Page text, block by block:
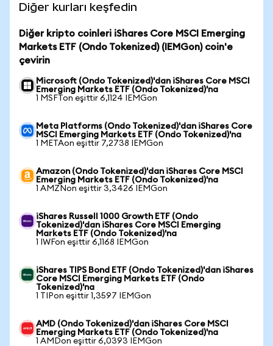
Diğer kurları keşfedin
Diğer kripto coinleri iShares Core MSCI Emerging
Markets ETF (Ondo Tokenized) (IEMGon) coin'e
çevirin
Microsoft (Ondo Tokenized)'dan iShares Core MSCI
Emerging Markets ETF (Ondo Tokenized)'na
1 MSFTon eşittir 6,1124 IEMGon
Meta Platforms (Ondo Tokenized)'dan iShares Core
MSCI Emerging Markets ETF (Ondo Tokenized)'na
1 METAon eşittir 7,2738 IEMGon
Amazon (Ondo Tokenized)'dan iShares Core MSCI
Emerging Markets ETF (Ondo Tokenized)'na
1 AMZNon eşittir 3,3426 IEMGon
iShares Russell 1000 Growth ETF (Ondo
Tokenized)'dan iShares Core MSCI Emerging
Markets ETF (Ondo Tokenized)'na
1 IWFon eşittir 6,1168 IEMGon
iShares TIPS Bond ETF (Ondo Tokenized)'dan iShares
Core MSCI Emerging Markets ETF (Ondo
Tokenized)'na
1 TIPon eşittir 1,3597 IEMGon
AMD (Ondo Tokenized)'dan iShares Core MSCI
Emerging Markets ETF (Ondo Tokenized)'na
1 AMDon eşittir 6,0393 IEMGon